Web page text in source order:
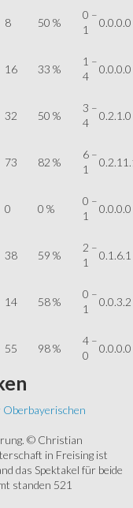
8 50 %
0 –
1
0.0.0.0
16 33 %
1 –
4
0.0.0.0
32 50 %
3 –
4
0.2.1.0
73 82 %
6 –
1
0 0 %
0 –
1
0.0.0.0
38 59 %
2 –
1
0.1.6.1
14 58 %
0 –
1
0.0.3.2
55 98 %
4 –
0
0.0.0.0
© Christian
in Freising ist
das Spektakel für beide
standen 521